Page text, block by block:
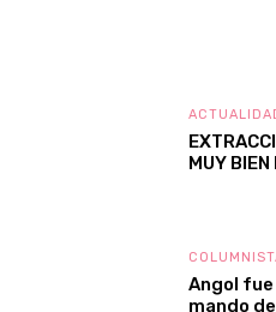
MUY BIEN
Angol
mando